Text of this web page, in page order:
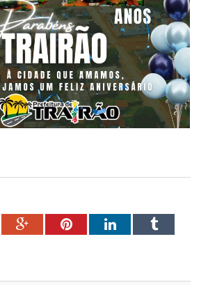
Google+PinterestLinkedInTumblr